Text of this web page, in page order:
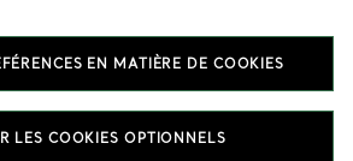
EN MATIÈRE DE COOKIES
LES COOKIES OPTIONNELS